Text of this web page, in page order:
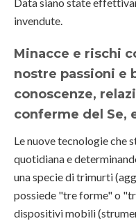
invendute.
Minacce e rischi
nostre passioni e
conoscenze,
conferme del Se,
Le nuove tecnologie che
quotidiana e
una specie di trimurti
possiede "tre forme" o
dispositivi mobili